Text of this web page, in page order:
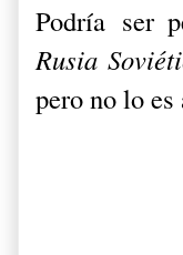
Podría ser
Rusia
pero no lo